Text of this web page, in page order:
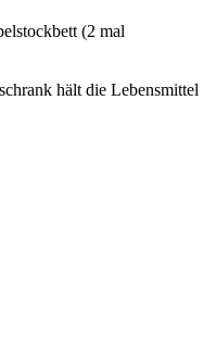
(2 mal
hält die Lebensmittel